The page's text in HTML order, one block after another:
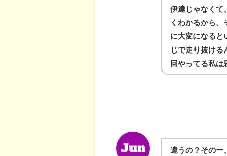
伊達じゃなくて
くわかるから
に大変になると
じで走り抜け
回やってる私は
違うの？そのー